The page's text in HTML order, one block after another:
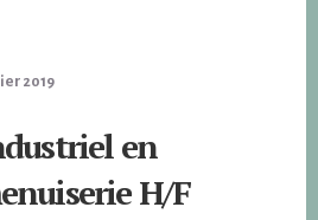
2019
en
H/F